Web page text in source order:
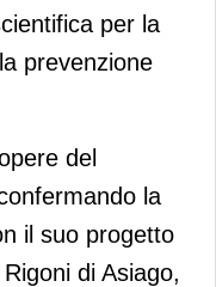
per la
prevenzione
del
la
il suo progetto
di Asiago,